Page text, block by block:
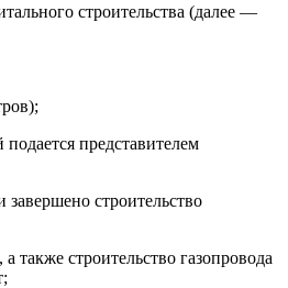
строительства (далее —
представителем
строительство
также строительство газопровода